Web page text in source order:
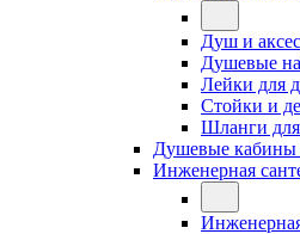
Душ и
Душевые
Лейки для
Стойки и
Шланги
Душевые кабины
Инженерная